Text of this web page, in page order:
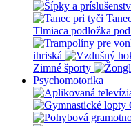
Tlmiaca podložka
ihriská
Zimné športy
Psychomotorika